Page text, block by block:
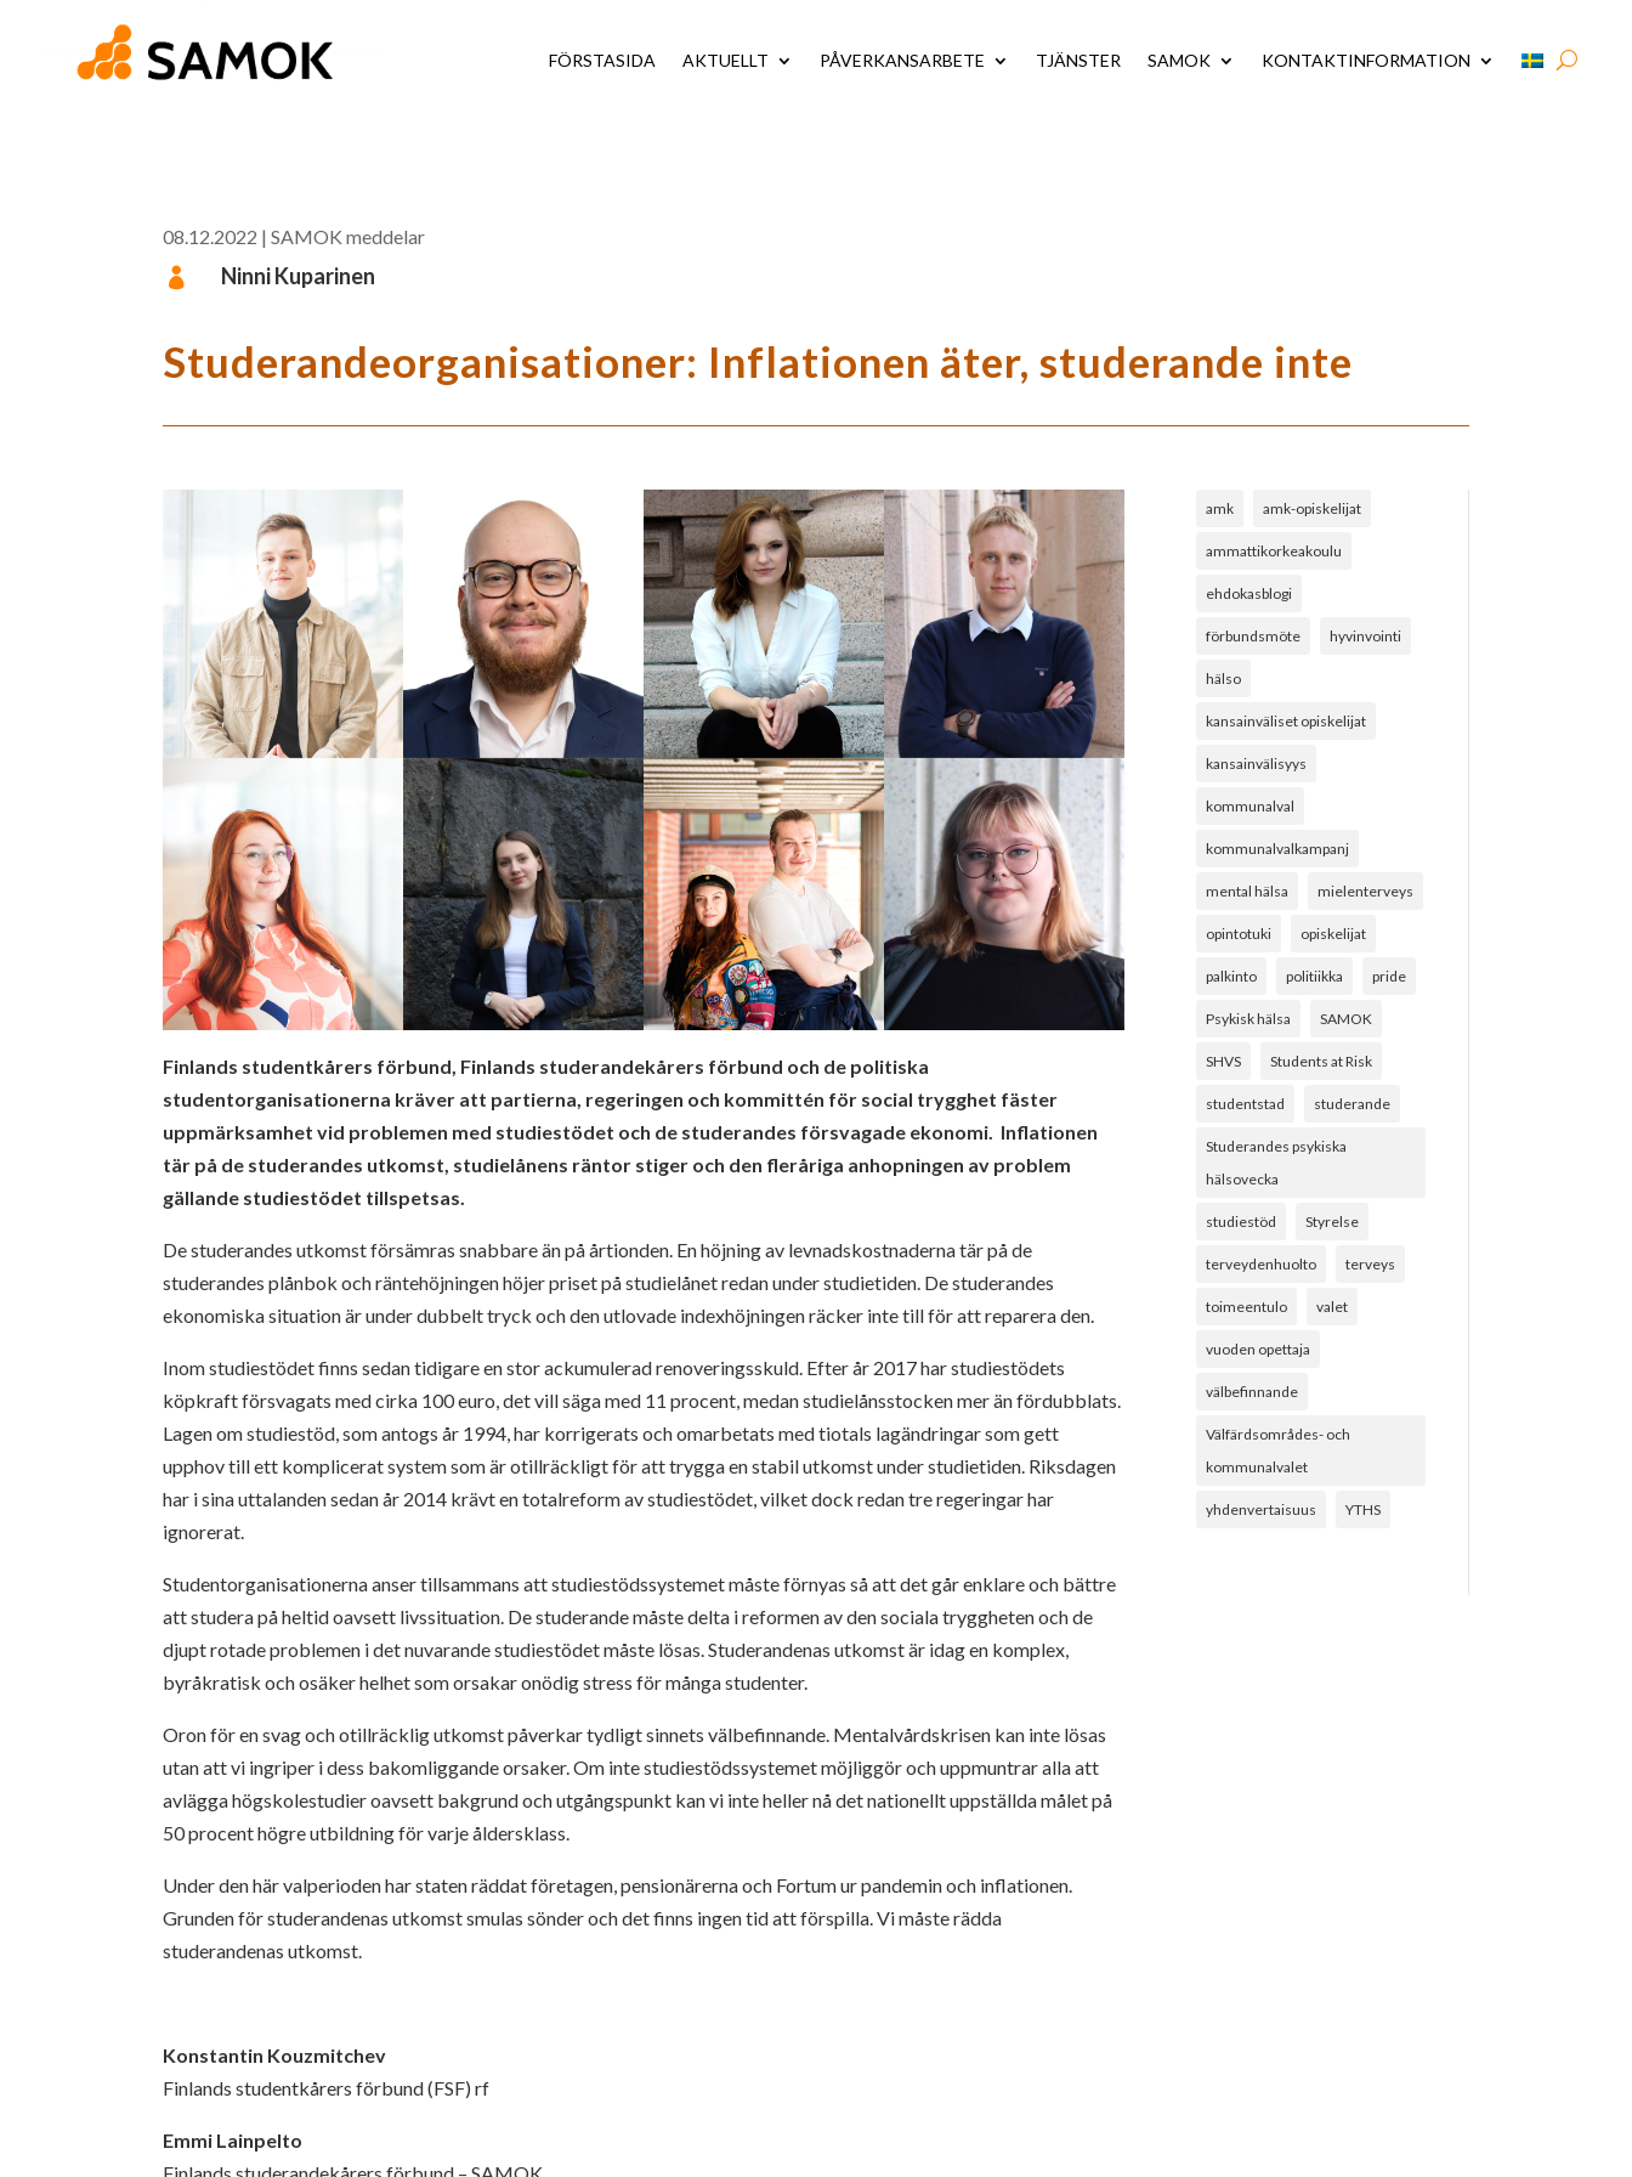
FÖRSTASIDA AKTUELLT PÅVERKANSARBETE TJÄNSTER SAMOK KONTAKTINFORMATION
08.12.2022 |SAMOK meddelar
 Ninni Kuparinen
Studerandeorganisationer: Inflationen äter, studerande inte
Finlands studentkårers förbund, Finlands studerandekårers förbund och de politiska
studentorganisationerna kräver att partierna, regeringen och kommittén för social trygghet fäster
uppmärksamhet vid problemen med studiestödet och de studerandes försvagade ekonomi. Inflationen
tär på de studerandes utkomst, studielånens räntor stiger och den fleråriga anhopningen av problem
gällande studiestödet tillspetsas.
De studerandes utkomst försämras snabbare än på årtionden. En höjning av levnadskostnaderna tär på de
studerandes plånbok och räntehöjningen höjer priset på studielånet redan under studietiden. De studerandes
ekonomiska situation är under dubbelt tryck och den utlovade indexhöjningen räcker inte till för att reparera den.
Inom studiestödet finns sedan tidigare en stor ackumulerad renoveringsskuld. Efter år 2017 har studiestödets
köpkraft försvagats med cirka 100 euro, det vill säga med 11 procent, medan studielånsstocken mer än fördubblats.
Lagen om studiestöd, som antogs år 1994, har korrigerats och omarbetats med tiotals lagändringar som gett
upphov till ett komplicerat system som är otillräckligt för att trygga en stabil utkomst under studietiden. Riksdagen
har i sina uttalanden sedan år 2014 krävt en totalreform av studiestödet, vilket dock redan tre regeringar har
ignorerat.
Studentorganisationerna anser tillsammans att studiestödssystemet måste förnyas så att det går enklare och bättre
att studera på heltid oavsett livssituation. De studerande måste delta i reformen av den sociala tryggheten och de
djupt rotade problemen i det nuvarande studiestödet måste lösas. Studerandenas utkomst är idag en komplex,
byråkratisk och osäker helhet som orsakar onödig stress för många studenter.
Oron för en svag och otillräcklig utkomst påverkar tydligt sinnets välbefinnande. Mentalvårdskrisen kan inte lösas
utan att vi ingriper i dess bakomliggande orsaker. Om inte studiestödssystemet möjliggör och uppmuntrar alla att
avlägga högskolestudier oavsett bakgrund och utgångspunkt kan vi inte heller nå det nationellt uppställda målet på
50 procent högre utbildning för varje åldersklass.
Under den här valperioden har staten räddat företagen, pensionärerna och Fortum ur pandemin och inflationen.
Grunden för studerandenas utkomst smulas sönder och det finns ingen tid att förspilla. Vi måste rädda
studerandenas utkomst.
Konstantin Kouzmitchev
Finlands studentkårers förbund (FSF) rf
Emmi Lainpelto
amk amk-opiskelijat
ammattikorkeakoulu
ehdokasblogi
förbundsmöte hyvinvointi
hälso
kansainväliset opiskelijat
kansainvälisyys
kommunalval
kommunalvalkampanj
mental hälsa mielenterveys
opintotuki opiskelijat
palkinto politiikka pride
Psykisk hälsa SAMOK
SHVS Students at Risk
studentstad studerande
Studerandes psykiska
hälsovecka
studiestöd Styrelse
terveydenhuolto terveys
toimeentulo valet
vuoden opettaja
välbefinnande
Välfärdsområdes- och
kommunalvalet
yhdenvertaisuus YTHS